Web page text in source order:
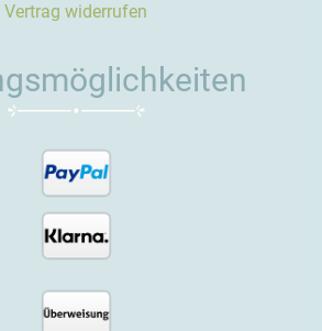
Vertrag widerrufen